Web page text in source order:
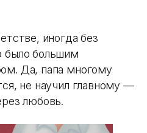
иногда без
было большим
Да, папа многому
не научил главному —
любовь.